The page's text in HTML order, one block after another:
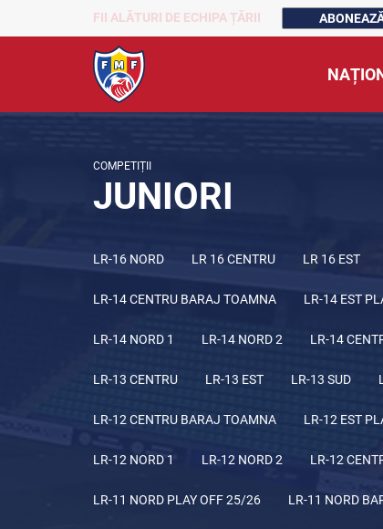
FII ALĂTURI DE ECHIPA ȚĂRII
COMPETIȚII
JUNIORI
LR-16 NORD LR 16 CENTRU LR 16 EST
LR-14 CENTRU BARAJ TOAMNA LR-14 EST
LR-14 NORD 1 LR-14 NORD 2 LR-14
LR-13 CENTRU LR-13 EST LR-13 SUD
LR-12 CENTRU BARAJ TOAMNA LR-12 EST
LR-12 NORD 1 LR-12 NORD 2 LR-12
LR-11 NORD PLAY OFF 25/26 LR-11 NORD